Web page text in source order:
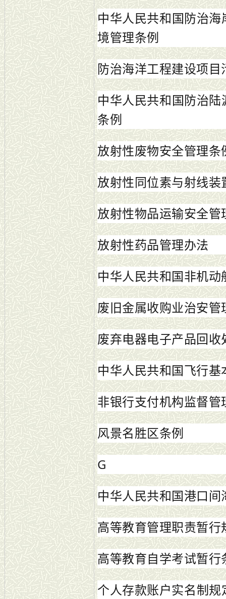
中华人民共和国防治
境管理条例
防治海洋工程建设项
中华人民共和国防治
条例
放射性废物安全管理条
放射性同位素与射线
放射性物品运输安全管
放射性药品管理办法
中华人民共和国非机
废旧金属收购业治安管
废弃电器电子产品回
中华人民共和国飞行基
非银行支付机构监督管
风景名胜区条例
G
中华人民共和国港口
高等教育管理职责暂行
高等教育自学考试暂行
个人存款账户实名制规